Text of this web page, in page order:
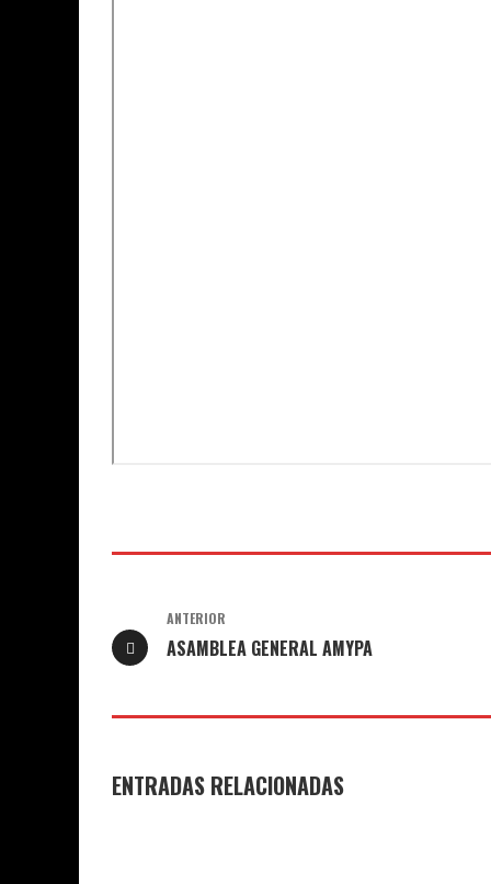
ANTERIOR
ASAMBLEA GENERAL AMYPA
ENTRADAS RELACIONADAS